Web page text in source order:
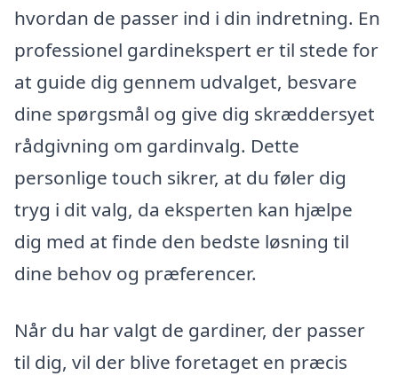
hvordan de passer ind i din indretning. En
professionel gardinekspert er til stede for
at guide dig gennem udvalget, besvare
dine spørgsmål og give dig skræddersyet
rådgivning om gardinvalg. Dette
personlige touch sikrer, at du føler dig
tryg i dit valg, da eksperten kan hjælpe
dig med at finde den bedste løsning til
dine behov og præferencer.
Når du har valgt de gardiner, der passer
til dig, vil der blive foretaget en præcis